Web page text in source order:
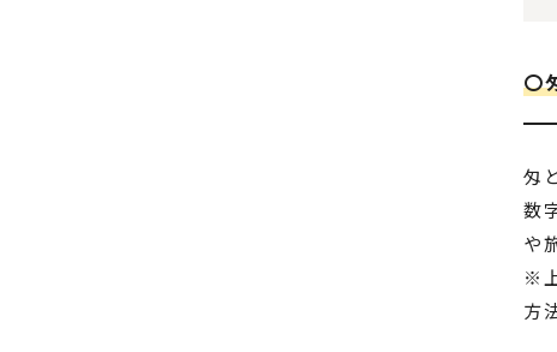
〇
匁
数
や
※
方